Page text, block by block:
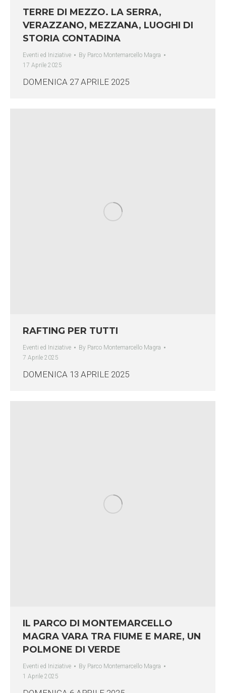
TERRE DI MEZZO. LA SERRA,
VERAZZANO, MEZZANA, LUOGHI DI
STORIA CONTADINA
Eventi ed Iniziative By Parco Montemarcello Magra
17 Aprile 2025
DOMENICA 27 APRILE 2025
RAFTING PER TUTTI
Eventi ed Iniziative By Parco Montemarcello Magra
7 Aprile 2025
DOMENICA 13 APRILE 2025
IL PARCO DI MONTEMARCELLO
MAGRA VARA TRA FIUME E MARE, UN
POLMONE DI VERDE
Eventi ed Iniziative By Parco Montemarcello Magra
1 Aprile 2025